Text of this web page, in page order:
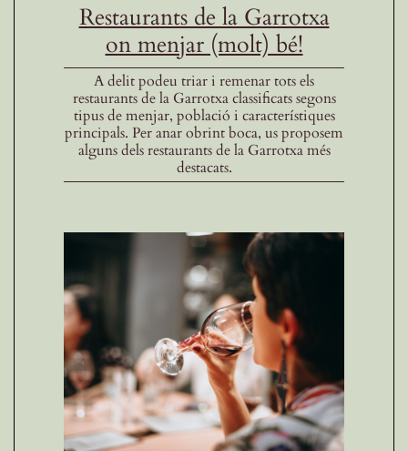
Restaurants de la Garrotxa
on menjar (molt) bé!
A delit podeu triar i remenar tots els
restaurants de la Garrotxa classificats segons
tipus de menjar, població i característiques
principals. Per anar obrint boca, us proposem
alguns dels restaurants de la Garrotxa més
destacats.